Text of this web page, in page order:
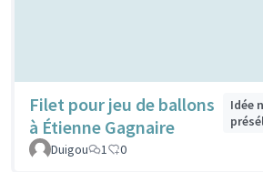
Filet pour jeu de ballons
à Étienne Gagnaire
Idée
Duigou
1 0